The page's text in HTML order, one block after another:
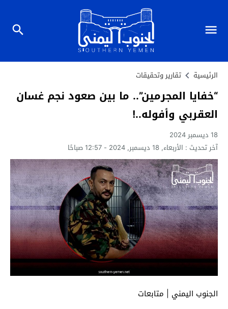
الرئيسية تقارير وتحقيقات
“خفايا المجرمين”.. ما بين صعود نجم غسان
العقربي وأفوله..!
18 ديسمبر 2024
آخر تحديث : الأربعاء, 18 ديسمبر, 2024 - 12:57 صباحًا
الجنوب اليمني | متابعات